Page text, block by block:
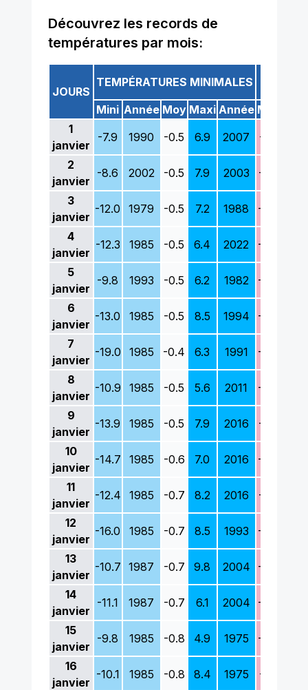
Découvrez les records de
températures par mois:
JOURS
TEMPÉRATURES MINIMALES
Mini Année Moy Maxi Année Mini
1
janvier
-7.9 1990 -0.5 6.9 2007 -0.1
2
janvier
-8.6 2002 -0.5 7.9 2003 -3.5
3
janvier
-12.0 1979 -0.5 7.2 1988 -3.0
4
janvier
-12.3 1985 -0.5 6.4 2022 -4.2
5
janvier
-9.8 1993 -0.5 6.2 1982 -6.8
6
janvier
-13.0 1985 -0.5 8.5 1994 -8.0
7
janvier
-19.0 1985 -0.4 6.3 1991 -8.5
8
janvier
-10.9 1985 -0.5 5.6 2011 -8.2
9
janvier
-13.9 1985 -0.5 7.9 2016 -7.9
10
janvier
-14.7 1985 -0.6 7.0 2016 -2.4
11
janvier
-12.4 1985 -0.7 8.2 2016 -1.9
12
janvier
-16.0 1985 -0.7 8.5 1993 -9.3
13
janvier
-10.7 1987 -0.7 9.8 2004 -6.8
14
janvier
-11.1 1987 -0.7 6.1 2004 -6.9
15
janvier
-9.8 1985 -0.8 4.9 1975 -7.4
16
janvier
-10.1 1985 -0.8 8.4 1975 -8.1